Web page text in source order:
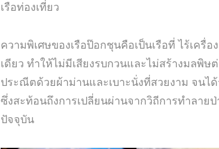
เรือท่องเที่ยว
ความพิเศษของเรือป๊อกชุนคือเป็นเรือที่ ไร้เครื่
เดียว ทำให้ไม่มีเสียงรบกวนและไม่สร้างมลพิ
ประณีตด้วยผ้าม่านและเบาะนั่งที่สวยงาม จนได้
ซึ่งสะท้อนถึงการเปลี่ยนผ่านจากวิถีการทำลาย
ปัจจุบัน